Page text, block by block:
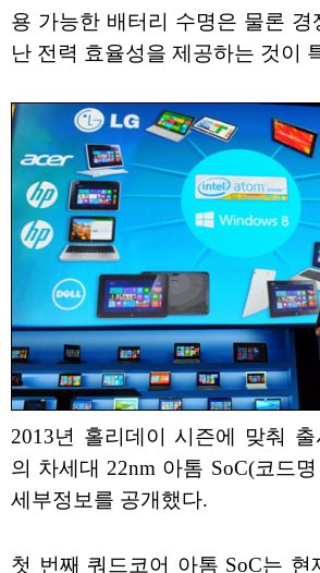
용 가능한 배터리 수명은 물론 경
난 전력 효율성을 제공하는 것이
2013년 홀리데이 시즌에 맞춰
의 차세대 22nm 아톰 SoC(코드
세부정보를 공개했다.
첫 번째 쿼드코어 아톰 SoC는 현